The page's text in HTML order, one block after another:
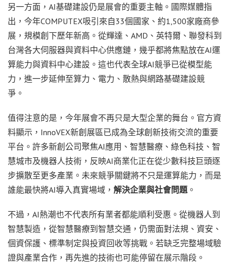
另一方面，AI基礎建設仍是展會的重要主軸。國際媒體指
出，今年COMPUTEX吸引來自33個國家、約1,500家廠商參
展，規模創下歷年新高。從輝達、AMD、英特爾、聯發科到
台灣各大伺服器與資料中心供應鏈，幾乎都將焦點放在AI運
算能力與資料中心建設。這也代表全球AI競爭已從模型能
力，進一步延伸至算力、電力、散熱與網路基礎建設競
爭。
值得注意的是，今年展會不再只是大型企業的舞台。官方資
料顯示，InnoVEX新創展區已成為全球創新技術交流的重要
平台。許多新創公司聚焦AI應用、智慧醫療、綠色科技、智
慧城市及機器人技術，反映AI商業化正在從少數科技巨頭逐
步擴散至更多產業。未來競爭關鍵將不只是運算能力，而是
誰能最快將AI導入真實場域， 解決企業與社會問題 。
不過，AI熱潮也不代表所有業者都能順利受惠。從機器人到
智慧製造，從智慧醫療到智慧交通，仍需面對法規、資安、
個資保護、標準制定與投資回收等挑戰。若缺乏完整場域驗
證與產業合作，再先進的技術也可能停留在展示階段。